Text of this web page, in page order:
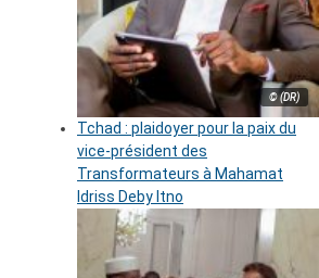
© (DR)
Tchad : plaidoyer pour la paix du
vice-président des
Transformateurs à Mahamat
Idriss Deby Itno